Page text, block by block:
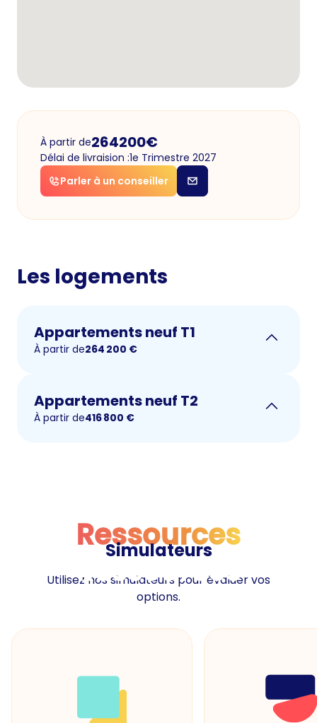
À partir de264200€
Délai de livraision :1e Trimestre 2027
Parler à un conseiller
Les logements
Appartements neuf T1
À partir de264 200 €
Appartements neuf T2
À partir de416 800 €
Ressources
Ressources
Simulateurs
Utilisez nos simulateurs pour évaluer vos
options.